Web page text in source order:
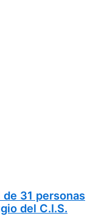
31 personas
del C.I.S.